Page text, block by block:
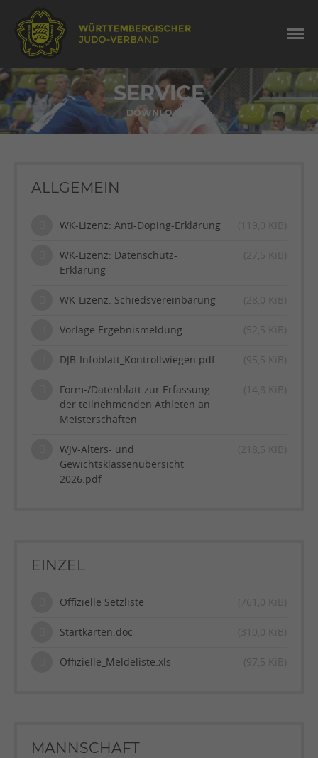
SERVICE
DOWNLOADS
ALLGEMEIN
WK-Lizenz: Anti-Doping-Erklärung (119,0 KiB)
WK-Lizenz: Datenschutz-
Erklärung
(27,5 KiB)
WK-Lizenz: Schiedsvereinbarung (28,0 KiB)
Vorlage Ergebnismeldung (52,5 KiB)
DJB-Infoblatt_Kontrollwiegen.pdf (95,5 KiB)
Form-/Datenblatt zur Erfassung
der teilnehmenden Athleten an
Meisterschaften
(14,8 KiB)
WJV-Alters- und
Gewichtsklassenübersicht
2026.pdf
(218,5 KiB)
EINZEL
Offizielle Setzliste (761,0 KiB)
Startkarten.doc (310,0 KiB)
Offizielle_Meldeliste.xls (97,5 KiB)
MANNSCHAFT